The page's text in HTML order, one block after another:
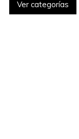
Ver categorías